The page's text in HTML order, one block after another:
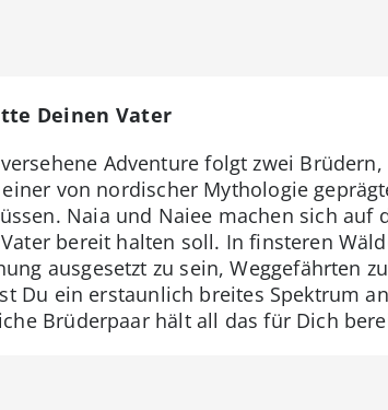
Deinen Vater
Adventure folgt zwei
von nordischer Mythologie
Naia und Naiee machen sich auf
bereit halten soll. In finsteren
ausgesetzt zu sein, Weggefährten
Du ein erstaunlich breites Spektrum
Brüderpaar hält all das für Dich